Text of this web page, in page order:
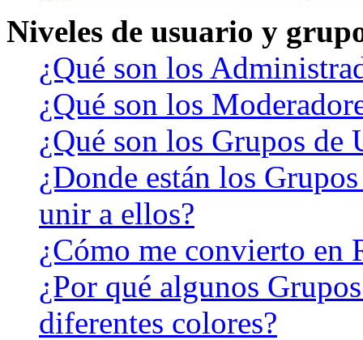
Niveles de usuario y
¿Qué son los
¿Qué son los
¿Qué son los Grupos de
¿Donde están los
unir a ellos?
¿Cómo me convierto en
¿Por qué algunos
diferentes colores?